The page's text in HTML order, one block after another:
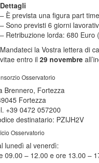
Dettagli
– È prevista una figura part time
– Sono previsti 6 giorni
– Retribuzione lorda: 680 Euro
Mandateci la Vostra lettera di
vitae entro il 29 novembre
Osservatorio
Brennero, Fortezza
Fortezza
+39 0472 057200
destinatario: PZIJH2V
Osservatorio
lunedì al venerdì:
09.00 – 12.00 e ore 13.00 –